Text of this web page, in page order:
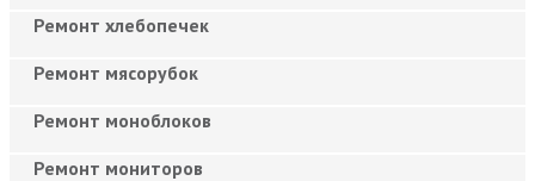
Ремонт хлебопечек
Ремонт мясорубок
Ремонт моноблоков
Ремонт мониторов